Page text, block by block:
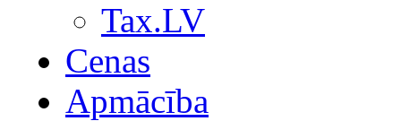
Tax.LV
Cenas
Apmācība